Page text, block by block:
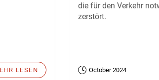
LESEN
die für den Verkehr
zerstört.
October 2024